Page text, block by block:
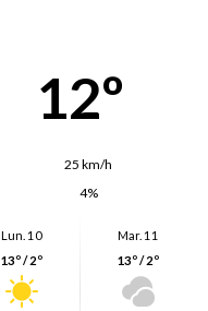
12º
25 km/h
4%
Lun. 10
13º / 2º
Mar. 11
13º / 2º